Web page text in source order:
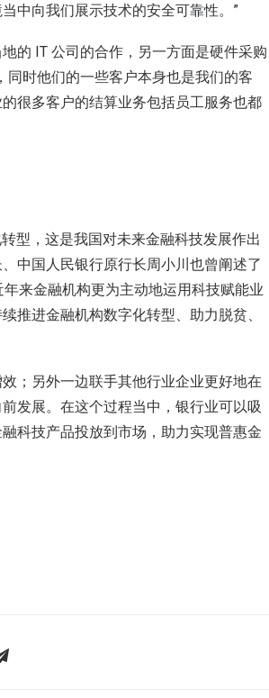
中向我们展示技术的安全可靠性。”
的 IT 公司的合作，另一方面是硬件采购
同时他们的一些客户本身也是我们的客
很多客户的结算业务包括员工服务也都
型，这是我国对未来金融科技发展作出
中国人民银行原行长周小川也曾阐述了
来金融机构更为主动地运用科技赋能业
推进金融机构数字化转型、助力脱贫、
；另外一边联手其他行业企业更好地在
发展。在这个过程当中，银行业可以吸
科技产品投放到市场，助力实现普惠金